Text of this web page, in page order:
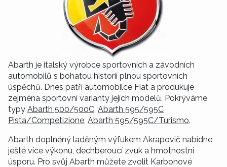
Abarth je italský výrobce sportovních a závodních
automobilů s bohatou historií plnou sportovních
úspěchů. Dnes patří automobilce Fiat a produkuje
zejména sportovní varianty jejích modelů. Pokrýváme
typy Abarth 500/500C Abarth 595/595C
Pista/Competizione Abarth 595/595C/Turismo.
Abarth doplněný laděným výfukem Akrapovič nabídne
ještě více výkonu, dechberoucí zvuk a hmotnostní
úsporu. Pro svůj Abarth můžete zvolit Karbonové